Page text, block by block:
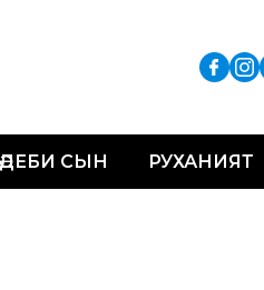
ӘДЕБИ СЫН РУХАНИЯТ